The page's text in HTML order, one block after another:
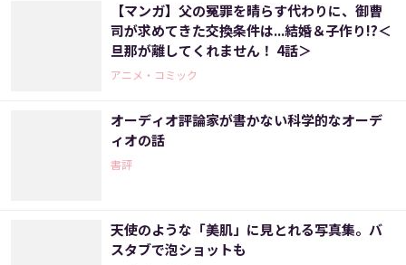
【マンガ】父の冤罪を晴らす代わりに、御曹
司が求めてきた交換条件は...結婚＆子作り!?＜
旦那が離してくれません！ 4話＞
アニメ・コミック
オーディオ評論家が書かない科学的なオーデ
ィオの話
書評
天使のような「美肌」に見とれる写真集。バ
スタブで泡ショットも